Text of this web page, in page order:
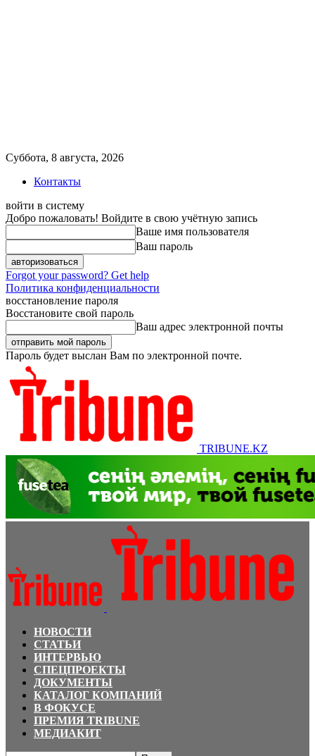
Суббота, 8 августа, 2026
Контакты
войти в систему
Добро пожаловать! Войдите в свою учётную запись
Ваше имя пользователя
Ваш пароль
Forgot your password? Get help
Политика конфиденциальности
восстановление пароля
Восстановите свой пароль
Ваш адрес электронной почты
Пароль будет выслан Вам по электронной почте.
TRIBUNE.KZ
НОВОСТИ
СТАТЬИ
ИНТЕРВЬЮ
СПЕЦПРОЕКТЫ
ДОКУМЕНТЫ
КАТАЛОГ КОМПАНИЙ
В ФОКУСЕ
ПРЕМИЯ TRIBUNE
МЕДИАКИТ